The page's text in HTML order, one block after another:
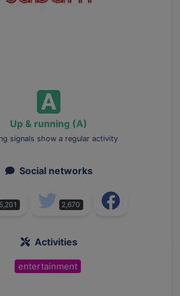
Up & running (A)
signals show a regular activity
Social networks
5,201 2,670
Activities
entertainment